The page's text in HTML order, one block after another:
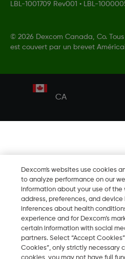
LBL-1001709 Rev001 • LBL-
© 2026 Dexcom Canada, Co.
est couvert par un brevet
CA
Dexcom's websites use cookies
to analyze performance on our
information about your use of the
address, preferences, and
inferences about health
experience and for Dexcom’s
certain information with social
partners. Select “Accept
Cookies”, only strictly necessary